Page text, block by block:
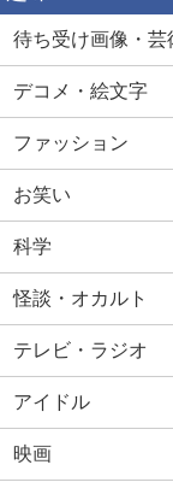
待ち受け画像・芸
デコメ・絵文字
ファッション
お笑い
科学
怪談・オカルト
テレビ・ラジオ
アイドル
映画